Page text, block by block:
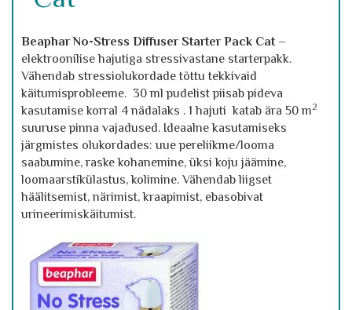
Beaphar No-Stress Diffuser Starter Pack Cat–
elektroonilise hajutiga stressivastane starterpakk.
Vähendab stressiolukordade tõttu tekkivaid
käitumisprobleeme. 30 ml pudelist piisab pideva
kasutamise korral 4 nädalaks . 1 hajuti katab ära 50 m2
suuruse pinna vajadused. Ideaalne kasutamiseks
järgmistes olukordades: uue pereliikme/looma
saabumine, raske kohanemine, üksi koju jäämine,
loomaarstikülastus, kolimine. Vähendab liigset
häälitsemist, närimist, kraapimist, ebasobivat
urineerimiskäitumist.